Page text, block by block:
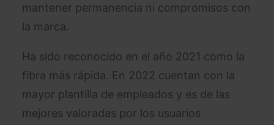
mantener permanencia ni compromisos con
la marca.
Ha sido reconocido en el año 2021 como la
fibra más rápida. En 2022 cuentan con la
mayor plantilla de empleados y es de las
mejores valoradas por los usuarios